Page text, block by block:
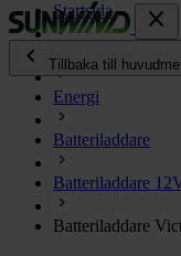
close
chevron_left
Tillbaka till
Energi
Kök & Gasol chevron_right
Värme chevron_right
Vatten chevron_right
Startsida
Energi
Batteriladdare
Batteriladdare
Batteriladdare